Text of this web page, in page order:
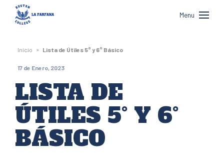
Boston
College
La
Farfana
Menu
Inicio » Lista de Útiles 5° y 6° Básico
17 de Enero, 2023
LISTA DE
ÚTILES 5° Y 6°
BÁSICO